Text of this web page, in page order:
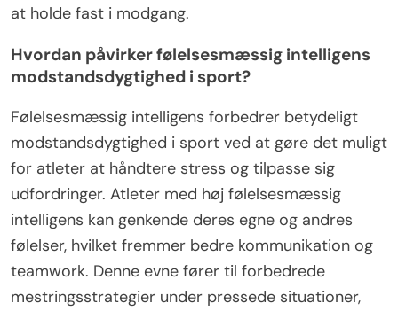
at holde fast i modgang.
Hvordan påvirker følelsesmæssig intelligens
modstandsdygtighed i sport?
Følelsesmæssig intelligens forbedrer betydeligt
modstandsdygtighed i sport ved at gøre det muligt
for atleter at håndtere stress og tilpasse sig
udfordringer. Atleter med høj følelsesmæssig
intelligens kan genkende deres egne og andres
følelser, hvilket fremmer bedre kommunikation og
teamwork. Denne evne fører til forbedrede
mestringsstrategier under pressede situationer,